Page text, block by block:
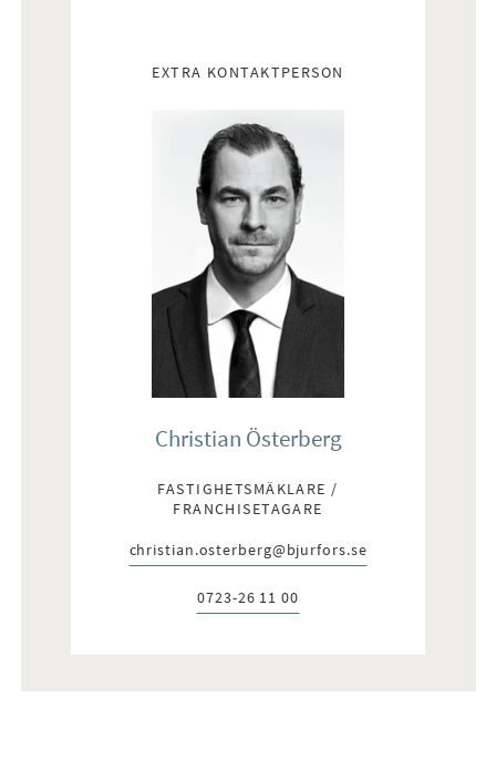
EXTRA KONTAKTPERSON
Christian Österberg
FASTIGHETSMÄKLARE /
FRANCHISETAGARE
E-post:
christian.osterberg@bjurfors.se
Telefon:
0723-26 11 00